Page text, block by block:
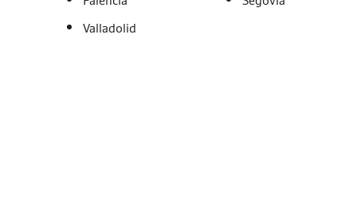
Valladolid